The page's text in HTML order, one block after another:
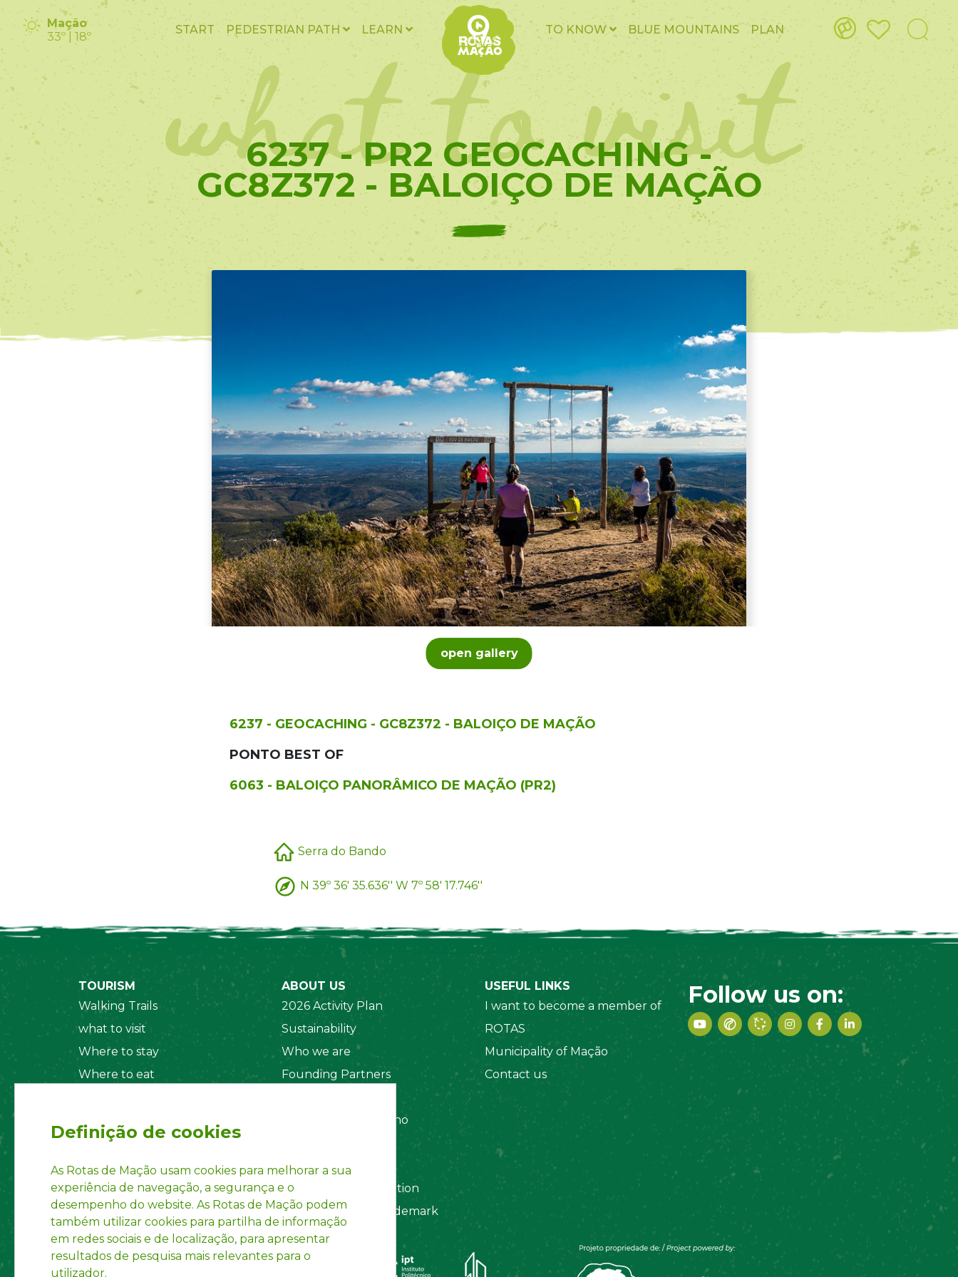
Mação
33º | 18º
START PEDESTRIAN PATH LEARN TO KNOW BLUE MOUNTAINS PLAN
what to visit
6237 - PR2 GEOCACHING -
GC8Z372 - BALOIÇO DE MAÇÃO
open gallery
6237 - GEOCACHING - GC8Z372 - BALOIÇO DE MAÇÃO
PONTO BEST OF
6063 - BALOIÇO PANORÂMICO DE MAÇÃO (PR2)
Serra do Bando
N 39º 36' 35.636'' W 7º 58' 17.746''
TOURISM
Walking Trails
what to visit
Where to stay
Where to eat
ABOUT US
2026 Activity Plan
Sustainability
Who we are
Founding Partners
Regulamento Interno
Privacy Policy
Accounting Information
INPI Registered Trademark
USEFUL LINKS
I want to become a member of
ROTAS
Municipality of Mação
Contact us
Follow us on:
Definição de cookies
As Rotas de Mação usam cookies para melhorar a sua
experiência de navegação, a segurança e o
desempenho do website. As Rotas de Mação podem
também utilizar cookies para partilha de informação
em redes sociais e de localização, para apresentar
resultados de pesquisa mais relevantes para o
utilizador.